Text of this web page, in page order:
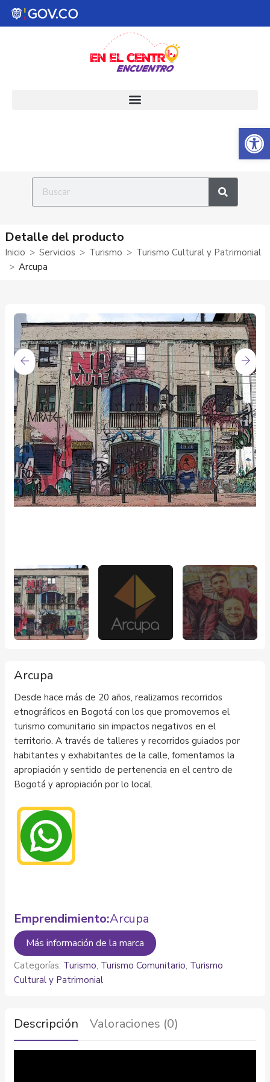
Abrir
Detalle del producto
Inicio Servicios Turismo
Turismo Cultural y Patrimonial
Arcupa
Arcupa
Desde hace más de 20 años, realizamos recorridos
etnográficos en Bogotá con los que promovemos el
turismo comunitario sin impactos negativos en el
territorio. A través de talleres y recorridos guiados por
habitantes y exhabitantes de la calle, fomentamos la
apropiación y sentido de pertenencia en el centro de
Bogotá y apropiación por lo local.
Emprendimiento:Arcupa
Más información de la marca
Categorías: Turismo, Turismo Comunitario, Turismo
Cultural y Patrimonial
Descripción Valoraciones (0)